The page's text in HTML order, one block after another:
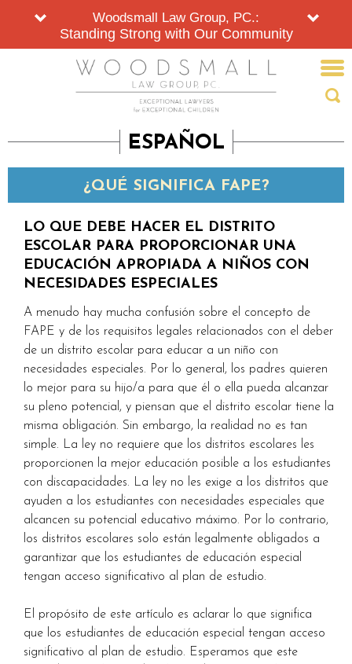
ESPAÑOL
¿QUÉ SIGNIFICA FAPE?
LO QUE DEBE HACER EL DISTRITO
ESCOLAR PARA PROPORCIONAR UNA
EDUCACIÓN APROPIADA A NIÑOS CON
NECESIDADES ESPECIALES
A menudo hay mucha confusión sobre el concepto de
FAPE y de los requisitos legales relacionados con el deber
de un distrito escolar para educar a un niño con
necesidades especiales. Por lo general, los padres quieren
lo mejor para su hijo/a para que él o ella pueda alcanzar
su pleno potencial, y piensan que el distrito escolar tiene la
misma obligación. Sin embargo, la realidad no es tan
simple. La ley no requiere que los distritos escolares les
proporcionen la mejor educación posible a los estudiantes
con discapacidades. La ley no les exige a los distritos que
ayuden a los estudiantes con necesidades especiales que
alcancen su potencial educativo máximo. Por lo contrario,
los distritos escolares solo están legalmente obligados a
garantizar que los estudiantes de educación especial
tengan acceso significativo al plan de estudio.
El propósito de este artículo es aclarar lo que significa
que los estudiantes de educación especial tengan acceso
significativo al plan de estudio. Esperamos que este
Woodsmall Law Group, PC.:
Standing Strong with Our Community